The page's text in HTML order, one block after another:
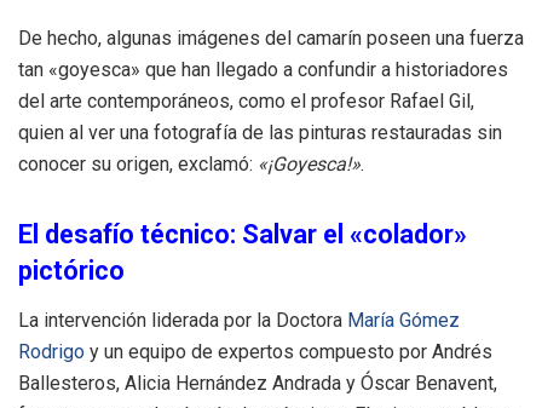
De hecho, algunas imágenes del camarín poseen una fuerza
tan «goyesca» que han llegado a confundir a historiadores
del arte contemporáneos, como el profesor Rafael Gil,
quien al ver una fotografía de las pinturas restauradas sin
conocer su origen, exclamó: «¡Goyesca!».
El desafío técnico: Salvar el «colador»
pictórico
La intervención liderada por la Doctora María Gómez
Rodrigo y un equipo de expertos compuesto por Andrés
Ballesteros, Alicia Hernández Andrada y Óscar Benavent,